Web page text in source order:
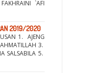
`AFI
2019/2020
1. AJENG
3.
SALSABILA 5.